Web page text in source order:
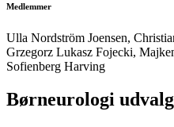
Medlemmer
Ulla Nordström Joensen,
Grzegorz Lukasz Fojecki,
Sofienberg Harving
Børneurologi udvalg